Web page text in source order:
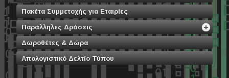
Πακέτα Συμμετοχής για Εταιρίες
Παράλληλες Δράσεις
Δωροθέτες & Δώρα
Απολογιστικό Δελτίο Τύπου